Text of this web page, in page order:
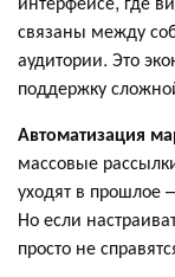
связаны между
аудитории. Это
поддержку
Автоматизация
массовые
уходят в прошлое
Но если
просто не